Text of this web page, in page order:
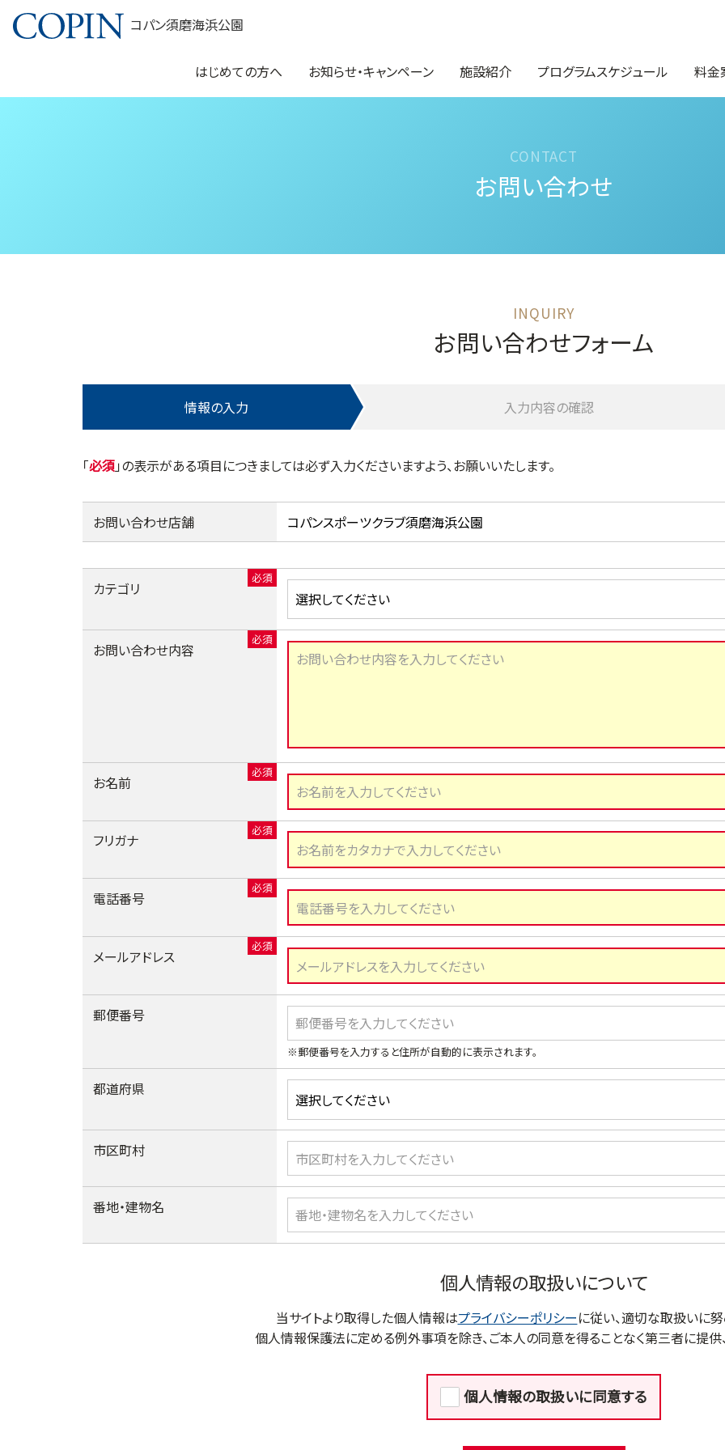
コパン須磨海浜公園
はじめての方へ お知らせ・キャンペーン 施設紹介 プログラムスケジュール 料金
お問い合わせ
お問い合わせフォーム
情報の入力 入力内容の確認
「 」の表示がある項目につきましては必ず入力くださいますよう、お願いいたします。
お問い合わせ店舗
カテゴリ
お問い合わせ内容
お名前
フリガナ
電話番号
メールアドレス
郵便番号
※郵便番号を入力すると住所が自動的に表示されます。
都道府県
市区町村
番地・建物名
個人情報の取扱いについて
当サイトより取得した個人情報はプライバシーポリシーに従い、適切な取扱いに努
個人情報保護法に定める例外事項を除き、ご本人の同意を得ることなく第三者に提供
個人情報の取扱いに同意する